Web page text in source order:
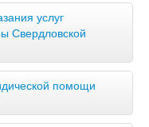
услуг
Свердловской
помощи